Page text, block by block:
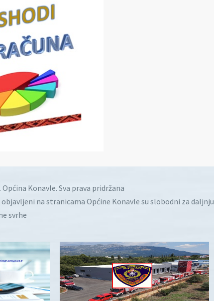
Konavle. Sva prava pridržana
na stranicama Općine Konavle su slobodni za daljnju
svrhe